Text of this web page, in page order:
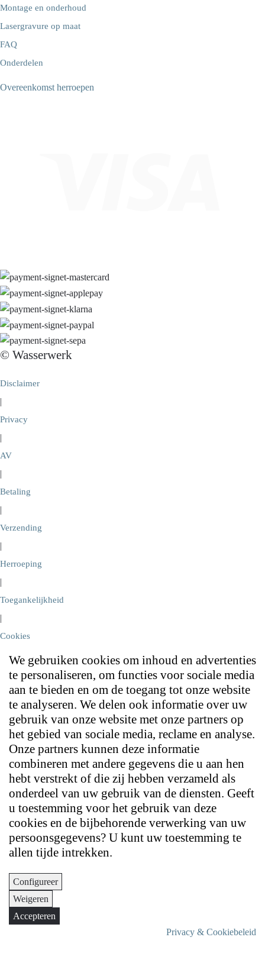
Montage en onderhoud
Lasergravure op maat
FAQ
Onderdelen
Overeenkomst herroepen
© Wasserwerk
Disclaimer
|
Privacy
|
AV
|
Betaling
|
Verzending
|
Herroeping
|
Toegankelijkheid
|
Cookies
We gebruiken cookies om inhoud en advertenties
te personaliseren, om functies voor sociale media
aan te bieden en om de toegang tot onze website
te analyseren. We delen ook informatie over uw
gebruik van onze website met onze partners op
het gebied van sociale media, reclame en analyse.
Onze partners kunnen deze informatie
combineren met andere gegevens die u aan hen
hebt verstrekt of die zij hebben verzameld als
onderdeel van uw gebruik van de diensten. Geeft
u toestemming voor het gebruik van deze
cookies en de bijbehorende verwerking van uw
persoonsgegevens? U kunt uw toestemming te
allen tijde intrekken.
Configureer
Weigeren
Accepteren
Privacy & Cookiebeleid